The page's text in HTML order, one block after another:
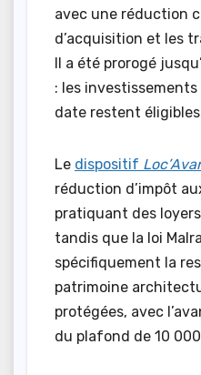
avec une réduction
d’acquisition et les
Il a été prorogé
: les
date restent
Le dispositif
réduction d’impôt
pratiquant des
tandis que la loi
spécifiquement la
patrimoine
protégées, avec
du plafond de 10